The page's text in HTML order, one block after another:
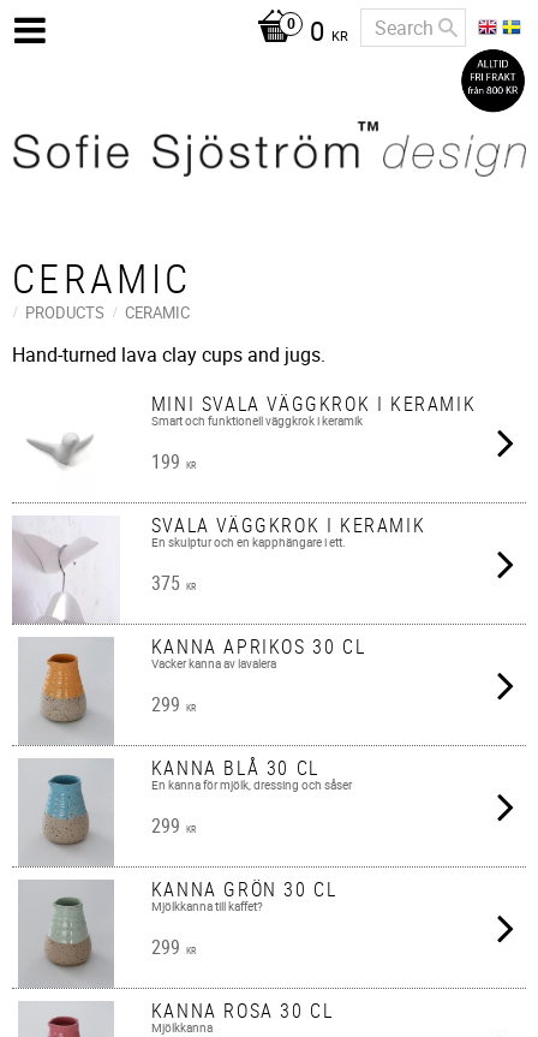
0 KR
CERAMIC
PRODUCTS CERAMIC
Hand-turned lava clay cups and jugs.
MINI SVALA VÄGGKROK I KERAMIK
Smart och funktionell väggkrok i keramik
199 KR
SVALA VÄGGKROK I KERAMIK
En skulptur och en kapphängare i ett.
375 KR
KANNA APRIKOS 30 CL
Vacker kanna av lavalera
299 KR
KANNA BLÅ 30 CL
En kanna för mjölk, dressing och såser
299 KR
KANNA GRÖN 30 CL
Mjölkkanna till kaffet?
299 KR
KANNA ROSA 30 CL
Mjölkkanna